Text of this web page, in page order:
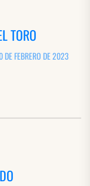
TORO
DE FEBRERO DE 2023